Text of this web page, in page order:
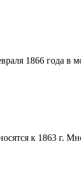
1866 года в
к 1863 г.